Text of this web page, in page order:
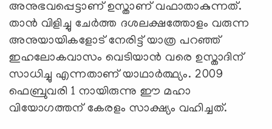
അനുഭവപ്പെട്ടാണ് ഉസ്താണ് വഫാതാകുന്നത്.
താന്‍ വിളിച്ചു ചേര്‍ത്ത ദശലക്ഷത്തോളം വരുന്ന
അനുയായികളോട് നേരിട്ട് യാത്ര പറഞ്ഞ്
ഇഹലോകവാസം വെടിയാന്‍ വരെ ഉസ്താദിന്
സാധിച്ചു എന്നതാണ് യാഥാര്‍ത്ഥ്യം. 2009
ഫെബ്രുവരി 1 നായിരുന്നു ഈ മഹാ
വിയോഗത്തന് കേരളം സാക്ഷ്യം വഹിച്ചത്.